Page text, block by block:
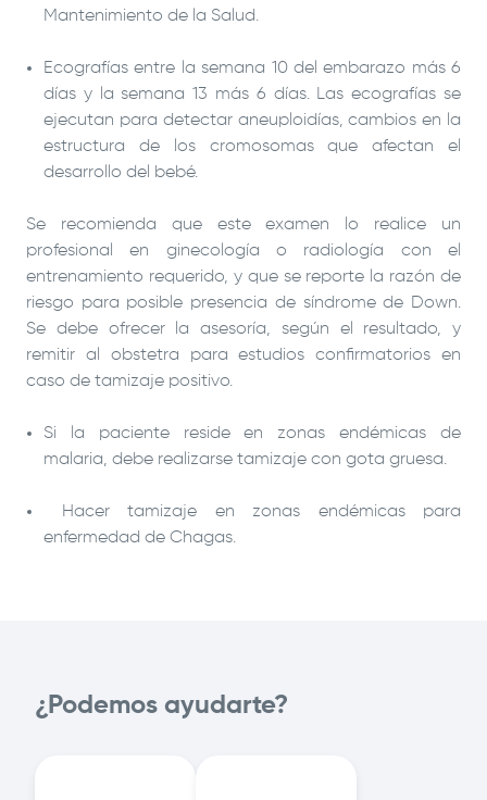
Mantenimiento de la Salud.
Ecografías entre la semana 10 del embarazo más 6
días y la semana 13 más 6 días. Las ecografías se
ejecutan para detectar aneuploidías, cambios en la
estructura de los cromosomas que afectan el
desarrollo del bebé.
Se recomienda que este examen lo realice un
profesional en ginecología o radiología con el
entrenamiento requerido, y que se reporte la razón de
riesgo para posible presencia de síndrome de Down.
Se debe ofrecer la asesoría, según el resultado, y
remitir al obstetra para estudios confirmatorios en
caso de tamizaje positivo.
Si la paciente reside en zonas endémicas de
malaria, debe realizarse tamizaje con gota gruesa.
Hacer tamizaje en zonas endémicas para
enfermedad de Chagas.
¿Podemos ayudarte?